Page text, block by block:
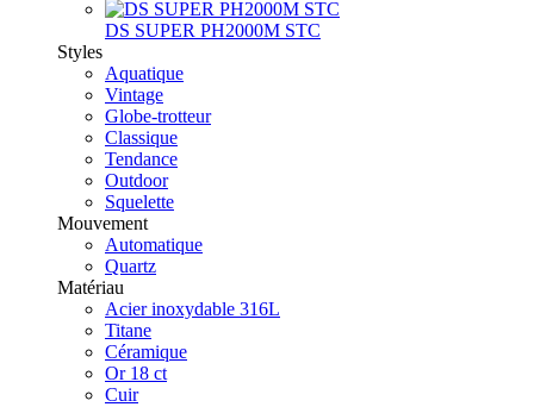
DS SUPER PH2000M STC
Styles
Aquatique
Vintage
Globe-trotteur
Classique
Tendance
Outdoor
Squelette
Mouvement
Automatique
Quartz
Matériau
Acier inoxydable 316L
Titane
Céramique
Or 18 ct
Cuir